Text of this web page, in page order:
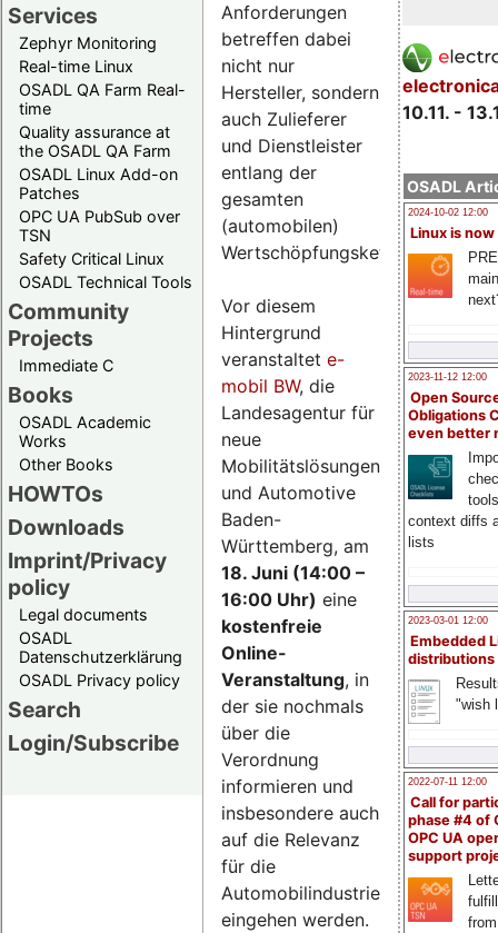
Services
Zephyr Monitoring
Real-time Linux
OSADL QA Farm Real-
time
Quality assurance at
the OSADL QA Farm
OSADL Linux Add-on
Patches
OPC UA PubSub over
TSN
Safety Critical Linux
OSADL Technical Tools
Community
Projects
Immediate C
Books
OSADL Academic
Works
Other Books
HOWTOs
Downloads
Imprint/Privacy
policy
Legal documents
OSADL
Datenschutzerklärung
OSADL Privacy policy
Search
Login/Subscribe
10.11. -
OSADL
2024-10-02 12:00
Linux is now
2023-11-12 12:00
Open
Obligations
even better
context diffs
lists
2023-03-01 12:00
Embedded
distributions
"wish
2022-07-11 12:00
Call for
phase #4 of
OPC UA
support
Anforderungen
betreffen dabei
nicht nur
Hersteller, sondern
auch Zulieferer
und Dienstleister
entlang der
gesamten
(automobilen)
Wertschöpfungskette.
Vor diesem
Hintergrund
veranstaltet e-
mobil BW, die
Landesagentur für
neue
Mobilitätslösungen
und Automotive
Baden-
Württemberg, am
18. Juni (14:00 –
16:00 Uhr) eine
kostenfreie
Online-
Veranstaltung, in
der sie nochmals
über die
Verordnung
informieren und
insbesondere auch
auf die Relevanz
für die
Automobilindustrie
eingehen werden.